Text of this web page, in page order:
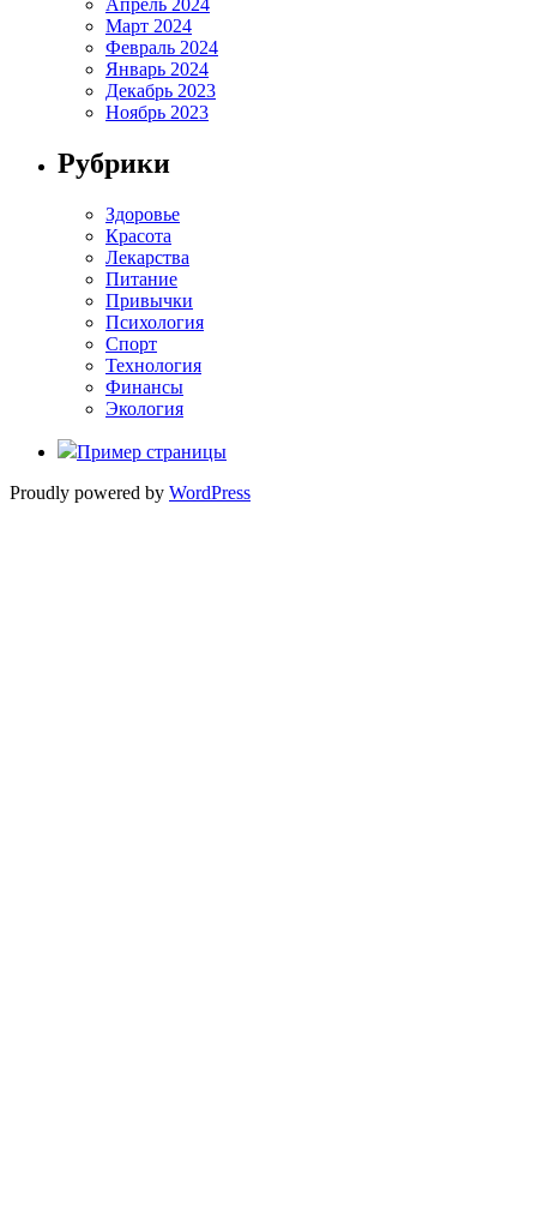
Апрель 2024
Март 2024
Февраль 2024
Январь 2024
Декабрь 2023
Ноябрь 2023
Рубрики
Здоровье
Красота
Лекарства
Питание
Привычки
Психология
Спорт
Технология
Финансы
Экология
Пример страницы
Proudly powered by WordPress